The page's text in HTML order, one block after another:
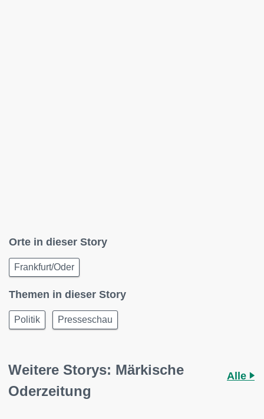
Orte in dieser Story
Frankfurt/Oder
Themen in dieser Story
Politik Presseschau
Weitere Storys: Märkische
Oderzeitung
Alle